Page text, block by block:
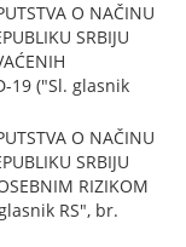
O NAČINU
SRBIJU
19 ("Sl. glasnik
O NAČINU
SRBIJU
RIZIKOM
RS", br.